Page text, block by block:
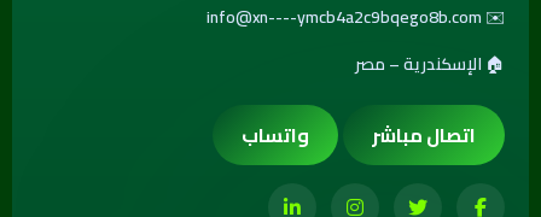
✉️
info@xn----ymcb4a2c9bqego8b.com
🏠 الإسكندرية – مصر
اتصال مباشر واتساب